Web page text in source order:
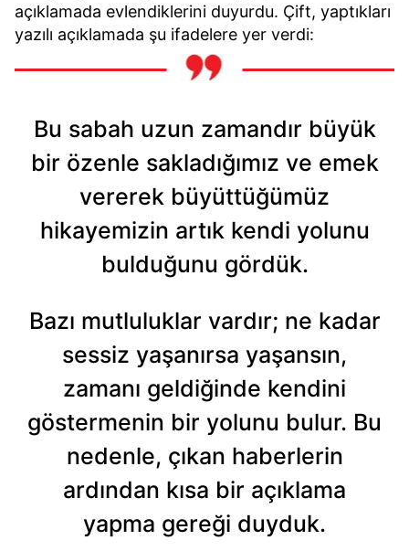
açıklamada evlendiklerini duyurdu. Çift, yaptıkları
yazılı açıklamada şu ifadelere yer verdi:
Bu sabah uzun zamandır büyük
bir özenle sakladığımız ve emek
vererek büyüttüğümüz
hikayemizin artık kendi yolunu
bulduğunu gördük.
Bazı mutluluklar vardır; ne kadar
sessiz yaşanırsa yaşansın,
zamanı geldiğinde kendini
göstermenin bir yolunu bulur. Bu
nedenle, çıkan haberlerin
ardından kısa bir açıklama
yapma gereği duyduk.